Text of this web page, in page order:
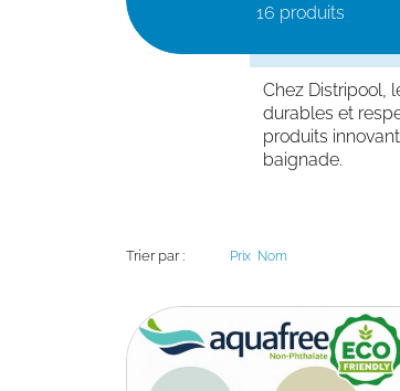
16 produits
Chez Distripool,
durables et
produits
baignade.
Trier par : Prix Nom